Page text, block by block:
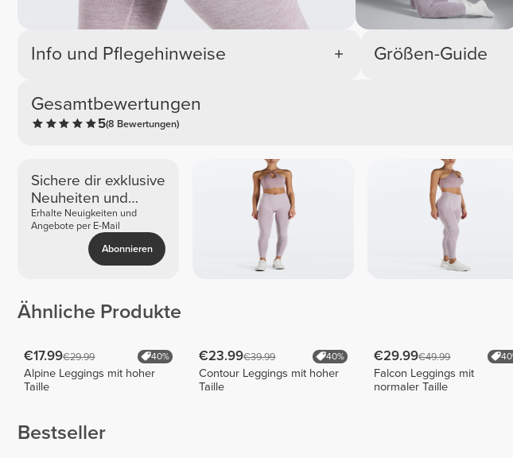
Info und Pflegehinweise
Gesamtbewertungen
5(8 Bewertungen)
Größen-Guide
Sichere dir exklusive
Neuheiten und
Angebote
Erhalte Neuigkeiten und
Angebote per E-Mail
Abonnieren
Ähnliche Produkte
€17.99€29.99 40%
Alpine Leggings mit hoher
Taille
€23.99€39.99 40%
Contour Leggings mit hoher
Taille
€29.99€49.99
Falcon Leggings mit
normaler Taille
Bestseller